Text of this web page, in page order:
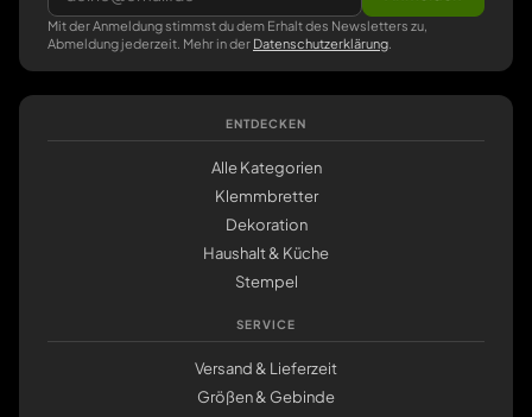
Mit der Anmeldung stimmst du dem Erhalt des Newsletters zu,
Abmeldung jederzeit. Mehr in der Datenschutzerklärung
ENTDECKEN
Alle Kategorien
Klemmbretter
Dekoration
Haushalt & Küche
Stempel
SERVICE
Versand & Lieferzeit
Größen & Gebinde